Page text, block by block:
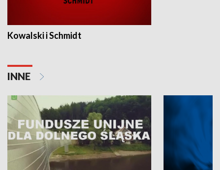
Kowalski i Schmidt
INNE